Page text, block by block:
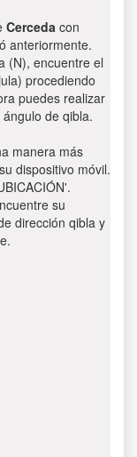
Cerceda con
anteriormente.
(N), encuentre el
procediendo
puedes realizar
de qibla.
manera más
dispositivo móvil.
su
dirección qibla y